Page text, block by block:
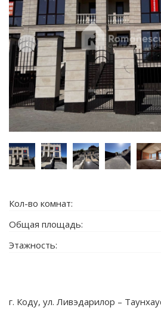
Кол-во комнат:
Общая площадь:
Этажность:
г. Коду, ул. Ливэдарилор –